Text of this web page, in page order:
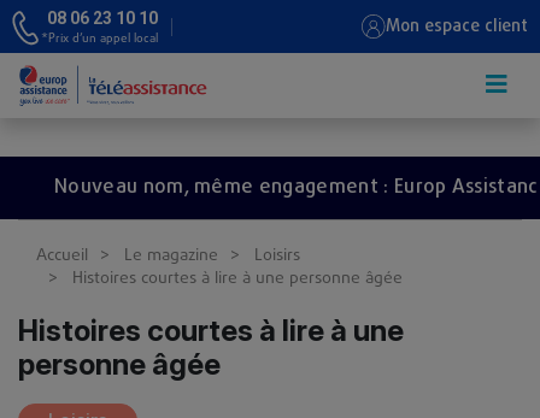
08 06 23 10 10
*Prix d’un appel local Mon espace client
Nouveau nom, même engagement : Europ Assistance
Accueil Le magazine
Loisirs
Histoires courtes à lire à une personne âgée
Histoires courtes à lire à une
personne âgée